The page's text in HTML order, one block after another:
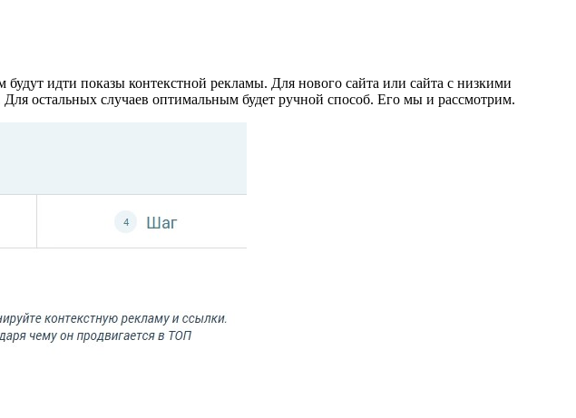
идти показы контекстной рекламы. Для нового сайта или сайта с низкими
остальных случаев оптимальным будет ручной способ. Его мы и рассмотрим.